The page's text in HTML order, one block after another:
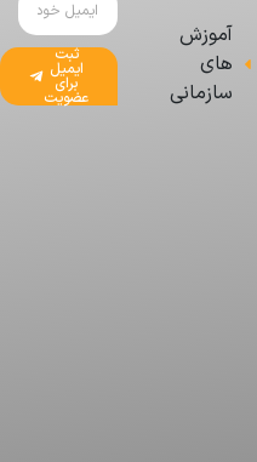
آموزش
های
سازمانی
ثبت
ایمیل
برای
عضویت